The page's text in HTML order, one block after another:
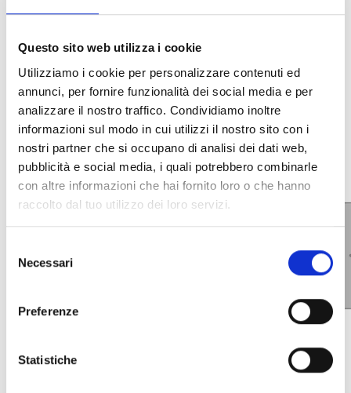
Questo sito web utilizza i cookie
Utilizziamo i cookie per personalizzare contenuti ed
annunci, per fornire funzionalità dei social media e per
analizzare il nostro traffico. Condividiamo inoltre
informazioni sul modo in cui utilizzi il nostro sito con i
nostri partner che si occupano di analisi dei dati web,
pubblicità e social media, i quali potrebbero combinarle
con altre informazioni che hai fornito loro o che hanno
raccolto dal tuo utilizzo dei loro servizi.
delNecessari
Preferenze
Statistiche
INTEGRAÇÃO E OPÇÕES
ADICIONAIS